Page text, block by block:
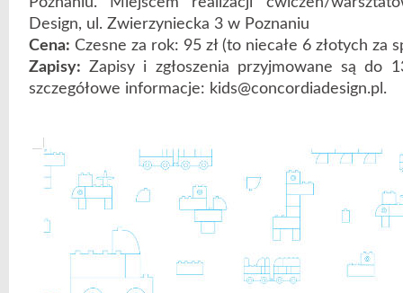
Design, ul. Zwierzyniecka 3 w Poznaniu
Cena: Czesne za rok: 95 zł (to niecałe 6 złotych za
Zapisy: Zapisy i zgłoszenia przyjmowane są do
szczegółowe informacje: kids@concordiadesign.pl.